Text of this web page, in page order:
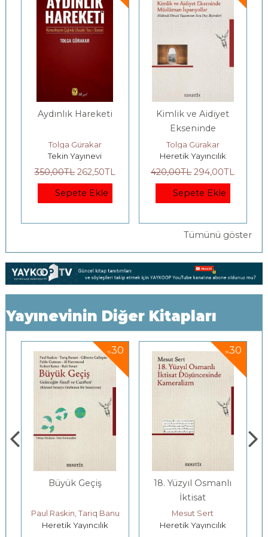
Aydınlık Hareketi
Tolga Gürakar
Tekin Yayınevi
350,00TL 262,50TL
Sepete Ekle
Kimlik ve Aidiyet
Ekseninde
Müslüman
İspanyollar
Tolga Gürakar
Heretik Yayıncılık
420,00TL 294,00TL
Sepete Ekle
Tümünü göster
Yayınevinin Diğer Kitapları
Gilberto Gallopin, Pablo Gutman, Al Hammond, Robert Kates, Rob
%30
18. Yüzyıl Osmanlı
Düşüncesinde
Kameralizm
Mesut Sert
Heretik Yayıncılık
%30
Tefecinin Defteri
Gayyadır,
Düşmeyegör !
Miraçhan Yılmaz
Heretik Yayıncılık